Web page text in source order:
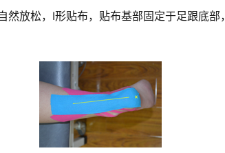
然放松，I形贴布，贴布基部固定于足跟底